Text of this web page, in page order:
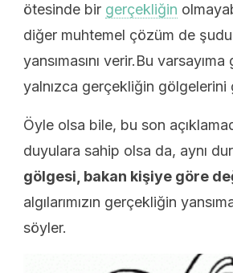
ötesinde bir gerçekliğin
diğer muhtemel çözüm de
yansımasını verir.Bu
yalnızca gerçekliğin gölgelerini
Öyle olsa bile, bu son
duyulara sahip olsa da, aynı
gölgesi, bakan kişiye göre
algılarımızın gerçekliğin
söyler.